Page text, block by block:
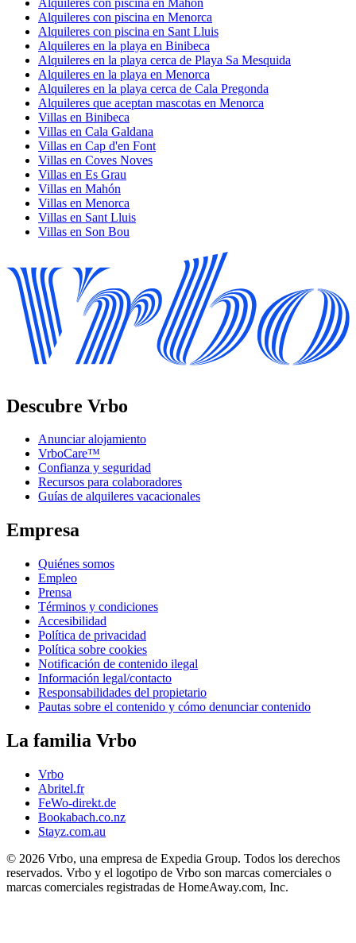
Alquileres con piscina en Menorca
Alquileres con piscina en Sant Lluis
Alquileres en la playa en Binibeca
Alquileres en la playa cerca de Playa Sa Mesquida
Alquileres en la playa en Menorca
Alquileres en la playa cerca de Cala Pregonda
Alquileres que aceptan mascotas en Menorca
Villas en Binibeca
Villas en Cala Galdana
Villas en Cap d'en Font
Villas en Coves Noves
Villas en Es Grau
Villas en Mahón
Villas en Menorca
Villas en Sant Lluis
Villas en Son Bou
Descubre Vrbo
Anunciar alojamiento
VrboCare™
Confianza y seguridad
Recursos para colaboradores
Guías de alquileres vacacionales
Empresa
Quiénes somos
Empleo
Prensa
Términos y condiciones
Accesibilidad
Política de privacidad
Política sobre cookies
Notificación de contenido ilegal
Información legal/contacto
Responsabilidades del propietario
Pautas sobre el contenido y cómo denunciar contenido
La familia Vrbo
Vrbo
Abritel.fr
FeWo-direkt.de
Bookabach.co.nz
Stayz.com.au
© 2026 Vrbo, una empresa de Expedia Group. Todos los derechos
reservados. Vrbo y el logotipo de Vrbo son marcas comerciales o
marcas comerciales registradas de HomeAway.com, Inc.